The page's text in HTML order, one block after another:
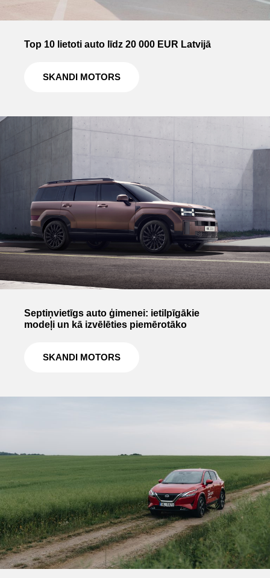
Top 10 lietoti auto līdz 20 000 EUR Latvijā
SKANDI MOTORS
Septiņvietīgs auto ģimenei: ietilpīgākie
modeļi un kā izvēlēties piemērotāko
SKANDI MOTORS